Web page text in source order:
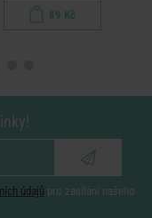
89 Kč
údajů pro zasílání našeho